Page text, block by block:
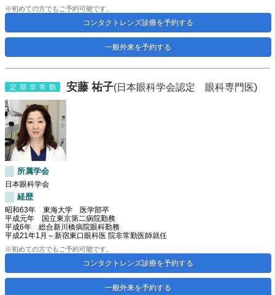
※初めての方でもご予約可能です。
コンタクトレンズ診療を予約する
一般外来を予約する
定期非常勤 安藤 祐子(日本眼科学会認定 眼科専門医)
所属学会
日本眼科学会
経歴
昭和63年 東海大学 医学部卒
平成元年 国立東京第二病院勤務
平成6年 総合新川橋病院眼科勤務
平成21年1月～新宿東口眼科医 院非常勤医師就任
※初めての方でもご予約可能です。
コンタクトレンズ診療を予約する
一般外来を予約する